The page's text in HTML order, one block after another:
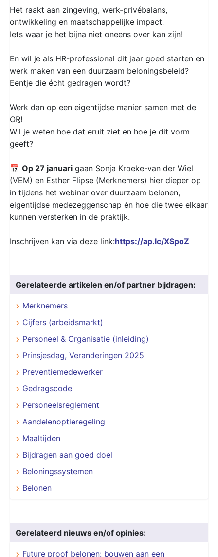
Het raakt aan zingeving, werk-privébalans,
ontwikkeling en maatschappelijke impact.
Iets waar je het bijna niet oneens over kan zijn!
En wil je als HR-professional dit jaar goed starten en
werk maken van een duurzaam beloningsbeleid?
Eentje die écht gedragen wordt?
Werk dan op een eigentijdse manier samen met de
OR!
Wil je weten hoe dat eruit ziet en hoe je dit vorm
geeft?
📅 Op 27 januari gaan Sonja Kroeke-van der Wiel
(VEM) en Esther Flipse (Merknemers) hier dieper op
in tijdens het webinar over duurzaam belonen,
eigentijdse medezeggenschap én hoe die twee elkaar
kunnen versterken in de praktijk.
Inschrijven kan via deze link:https://ap.lc/XSpoZ
Gerelateerde artikelen en/of partner bijdragen:
Merknemers
Cijfers (arbeidsmarkt)
Personeel & Organisatie (inleiding)
Prinsjesdag, Veranderingen 2025
Preventiemedewerker
Gedragscode
Personeelsreglement
Aandelenoptieregeling
Maaltijden
Bijdragen aan goed doel
Beloningssystemen
Belonen
Gerelateerd nieuws en/of opinies:
Future proof belonen: bouwen aan een